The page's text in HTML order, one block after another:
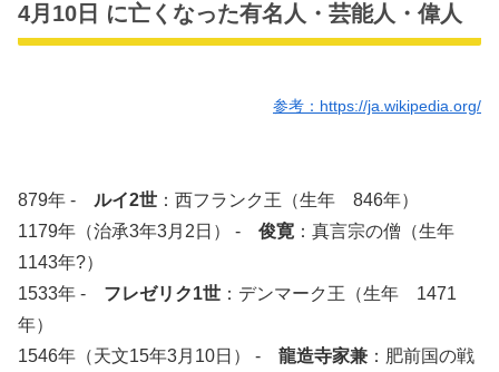
4月10日 に亡くなった有名人・芸能人・偉人
参考：https://ja.wikipedia.org/
879年 - ルイ2世 ：西フランク王（生年 846年）
1179年（治承3年3月2日） - 俊寛 ：真言宗の僧（生年
1143年?）
1533年 - フレゼリク1世 ：デンマーク王（生年 1471
年）
1546年（天文15年3月10日） - 龍造寺家兼 ：肥前国の戦